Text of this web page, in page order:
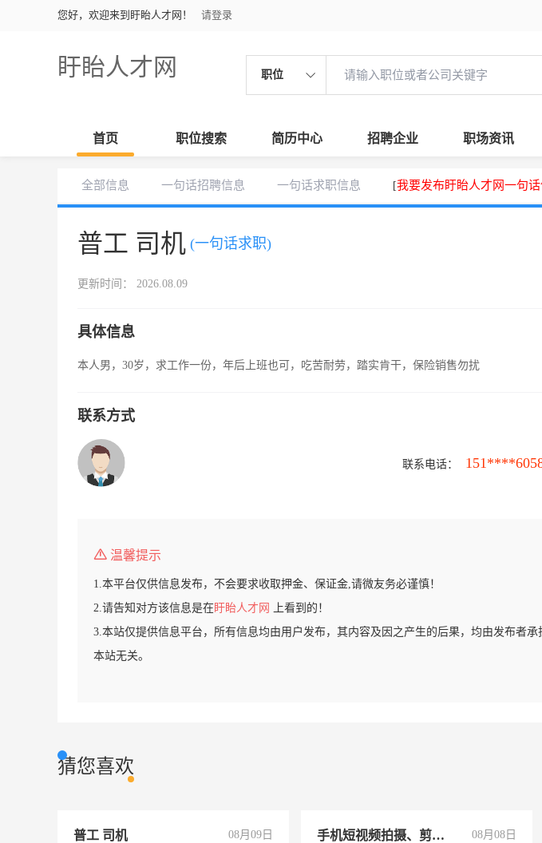
您好，欢迎来到盱眙人才网！ 请登录
盱眙人才网 职位
首页 职位搜索 简历中心 招聘企业 职场资讯
全部信息 一句话招聘信息 一句话求职信息 [我要发布盱眙人才网一句
普工 司机 (一句话求职)
更新时间： 2026.08.09
具体信息
本人男，30岁，求工作一份，年后上班也可，吃苦耐劳，踏实肯干，保险销售勿扰
联系方式
联系电话：
温馨提示
1.本平台仅供信息发布，不会要求收取押金、保证金,请微友务必谨慎！
2.请告知对方该信息是在盱眙人才网
上看到的！
3.本站仅提供信息平台，所有信息均由用户发布，其内容及因之产生的后果，均由发布者承
本站无关。
猜您喜欢
普工 司机 08月09日 手机短视频拍摄、剪辑、抖音快手 08月08日